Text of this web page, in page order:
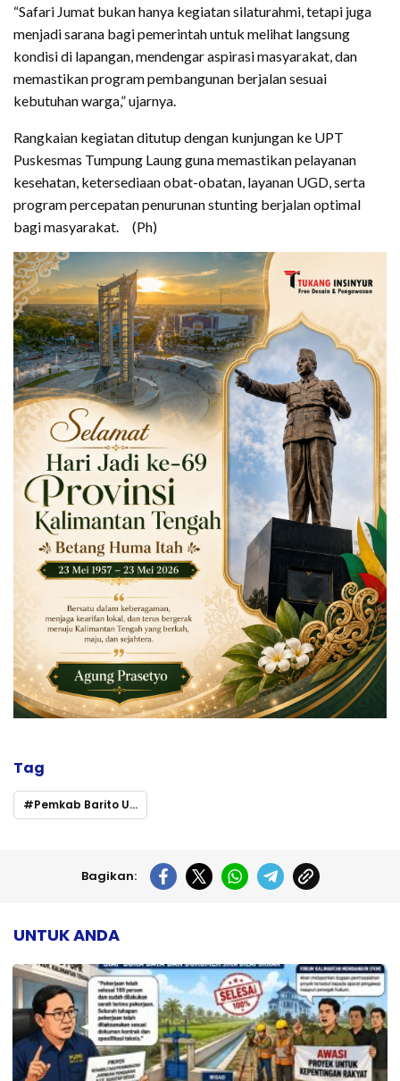
“Safari Jumat bukan hanya kegiatan silaturahmi, tetapi juga
menjadi sarana bagi pemerintah untuk melihat langsung
kondisi di lapangan, mendengar aspirasi masyarakat, dan
memastikan program pembangunan berjalan sesuai
kebutuhan warga,” ujarnya.
Rangkaian kegiatan ditutup dengan kunjungan ke UPT
Puskesmas Tumpung Laung guna memastikan pelayanan
kesehatan, ketersediaan obat-obatan, layanan UGD, serta
program percepatan penurunan stunting berjalan optimal
bagi masyarakat. (Ph)
Tag
Pemkab Barito Utara
Bagikan:
UNTUK ANDA